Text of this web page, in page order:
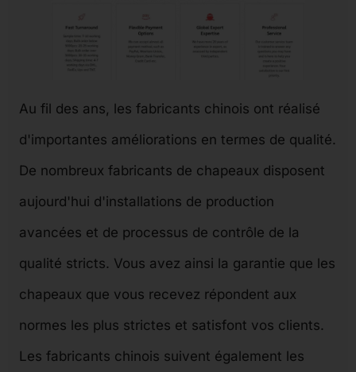
Au fil des ans, les fabricants chinois ont réalisé
d'importantes améliorations en termes de qualité.
De nombreux fabricants de chapeaux disposent
aujourd'hui d'installations de production
avancées et de processus de contrôle de la
qualité stricts. Vous avez ainsi la garantie que les
chapeaux que vous recevez répondent aux
normes les plus strictes et satisfont vos clients.
Les fabricants chinois suivent également les